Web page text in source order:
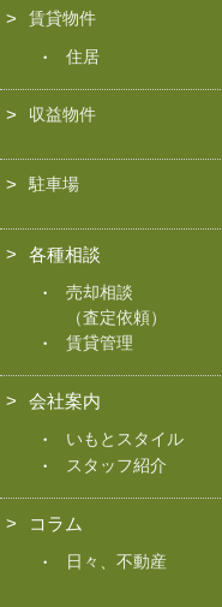
賃貸物件
住居
収益物件
駐車場
各種相談
売却相談
（査定依頼）
賃貸管理
会社案内
いもとスタイル
スタッフ紹介
コラム
日々、不動産